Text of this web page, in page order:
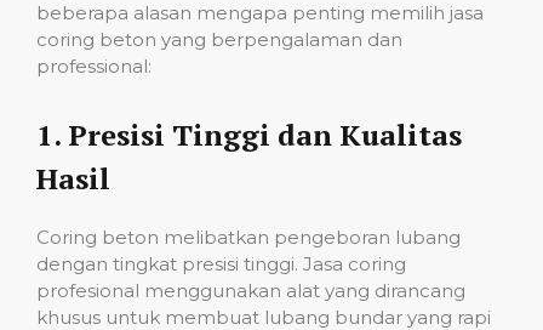
beberapa alasan mengapa penting memilih jasa
coring beton yang berpengalaman dan
professional:
1. Presisi Tinggi dan Kualitas
Hasil
Coring beton melibatkan pengeboran lubang
dengan tingkat presisi tinggi. Jasa coring
profesional menggunakan alat yang dirancang
khusus untuk membuat lubang bundar yang rapi